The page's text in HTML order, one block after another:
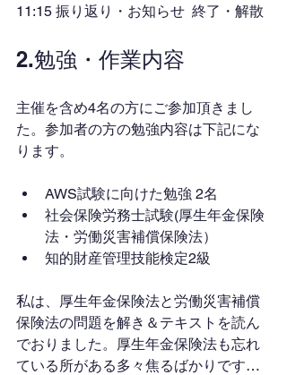
11:15 振り返り・お知らせ  終了・解散
2.勉強・作業内容
主催を含め4名の方にご参加頂きまし
た。参加者の方の勉強内容は下記にな
ります。
AWS試験に向けた勉強 2名
社会保険労務士試験(厚生年金保険
法・労働災害補償保険法）
知的財産管理技能検定2級
私は、厚生年金保険法と労働災害補償
保険法の問題を解き＆テキストを読ん
でおりました。厚生年金保険法も忘れ
ている所がある多々焦るばかりです…